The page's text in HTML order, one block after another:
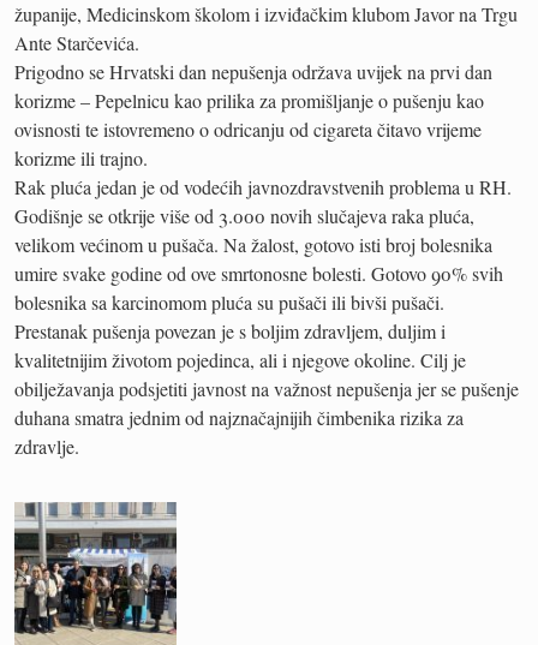
županije, Medicinskom školom i izviđačkim klubom Javor na Trgu
Ante Starčevića.
Prigodno se Hrvatski dan nepušenja održava uvijek na prvi dan
korizme – Pepelnicu kao prilika za promišljanje o pušenju kao
ovisnosti te istovremeno o odricanju od cigareta čitavo vrijeme
korizme ili trajno.
Rak pluća jedan je od vodećih javnozdravstvenih problema u RH.
Godišnje se otkrije više od 3.000 novih slučajeva raka pluća,
velikom većinom u pušača. Na žalost, gotovo isti broj bolesnika
umire svake godine od ove smrtonosne bolesti. Gotovo 90% svih
bolesnika sa karcinomom pluća su pušači ili bivši pušači.
Prestanak pušenja povezan je s boljim zdravljem, duljim i
kvalitetnijim životom pojedinca, ali i njegove okoline. Cilj je
obilježavanja podsjetiti javnost na važnost nepušenja jer se pušenje
duhana smatra jednim od najznačajnijih čimbenika rizika za
zdravlje.